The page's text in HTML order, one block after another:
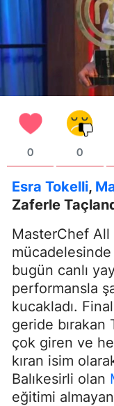
0 0
Esra Tokelli,
Zaferle
MasterChef All
mücadelesinde
bugün canlı
performansla
kucakladı.
geride bırakan
çok giren ve
kıran isim
Balıkesirli olan
eğitimi